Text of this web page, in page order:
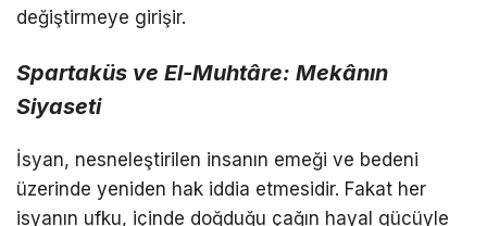
değiştirmeye girişir.
Spartaküs ve El-Muhtâre: Mekânın
Siyaseti
İsyan, nesneleştirilen insanın emeği ve bedeni
üzerinde yeniden hak iddia etmesidir. Fakat her
isyanın ufku, içinde doğduğu çağın hayal gücüyle